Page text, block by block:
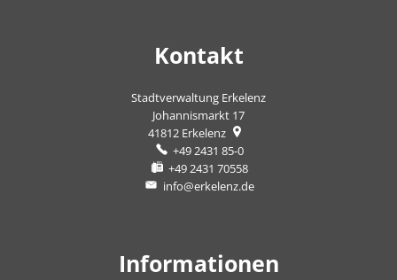
Kontakt
Stadtverwaltung Erkelenz
Johannismarkt 17
41812 Erkelenz
+49 2431 85-0
+49 2431 70558
info@erkelenz.de
Informationen